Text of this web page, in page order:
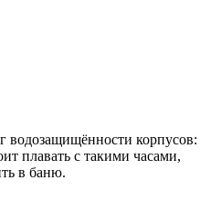
водозащищённости корпусов:
плавать с такими часами,
в баню.